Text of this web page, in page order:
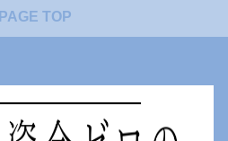
PAGE TOP